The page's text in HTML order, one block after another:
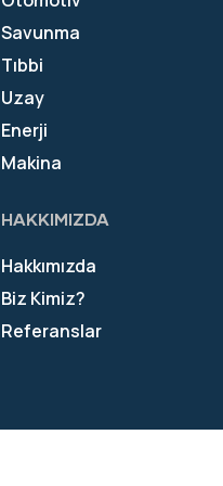
Savunma
Tıbbi
Uzay
Enerji
Makina
HAKKIMIZDA
Hakkımızda
Biz Kimiz?
Referanslar